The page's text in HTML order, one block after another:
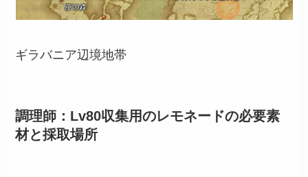
ギラバニア辺境地帯
調理師：Lv80収集用のレモネードの必要素
材と採取場所